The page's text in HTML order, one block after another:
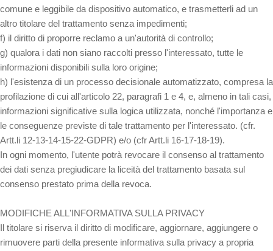
comune e leggibile da dispositivo automatico, e trasmetterli ad un
altro titolare del trattamento senza impedimenti;
f) il diritto di proporre reclamo a un'autorità di controllo;
g) qualora i dati non siano raccolti presso l'interessato, tutte le
informazioni disponibili sulla loro origine;
h) l'esistenza di un processo decisionale automatizzato, compresa la
profilazione di cui all'articolo 22, paragrafi 1 e 4, e, almeno in tali casi,
informazioni significative sulla logica utilizzata, nonché l'importanza e
le conseguenze previste di tale trattamento per l'interessato. (cfr.
Artt.li 12-13-14-15-22-GDPR) e/o (cfr Artt.li 16-17-18-19).
In ogni momento, l'utente potrà revocare il consenso al trattamento
dei dati senza pregiudicare la liceità del trattamento basata sul
consenso prestato prima della revoca.
MODIFICHE ALL'INFORMATIVA SULLA PRIVACY
Il titolare si riserva il diritto di modificare, aggiornare, aggiungere o
rimuovere parti della presente informativa sulla privacy a propria